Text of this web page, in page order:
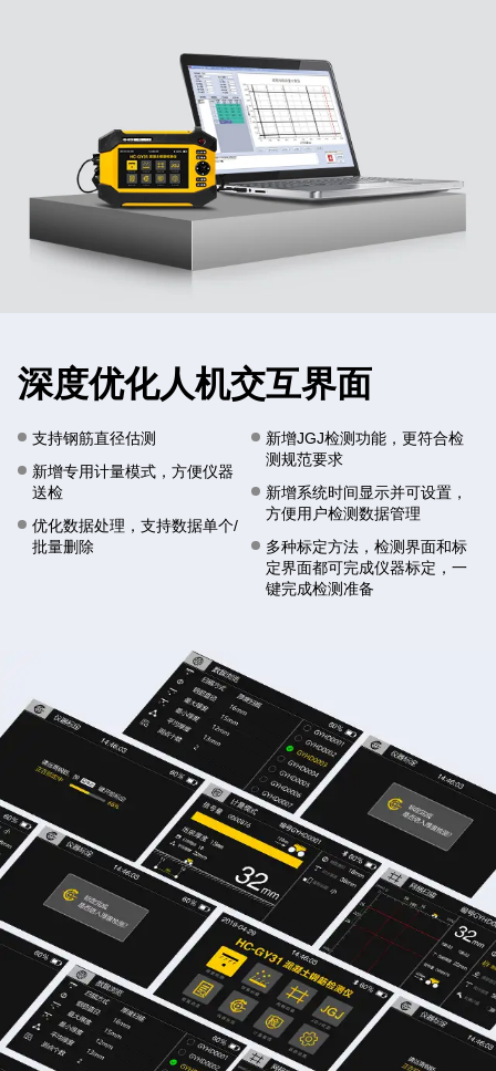
深度优化人机交互界面
支持钢筋直径估测
新增专用计量模式，方便仪器
送检
优化数据处理，支持数据单个/
批量删除
新增JGJ检测功能，更符合检
测规范要求
新增系统时间显示并可设置，
方便用户检测数据管理
多种标定方法，检测界面和标
定界面都可完成仪器标定，一
键完成检测准备